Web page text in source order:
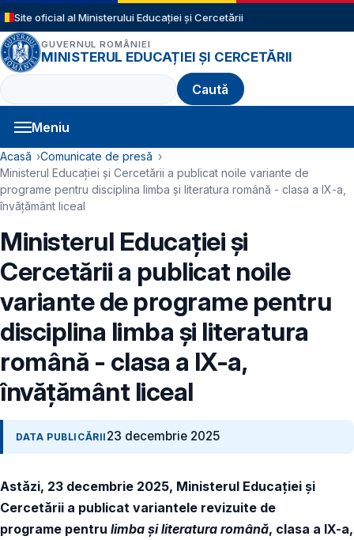
Sari la conținutul principal
Site oficial al Ministerului Educației și Cercetării
GUVERNUL ROMÂNIEI
MINISTERUL EDUCAȚIEI ȘI CERCETĂRII
Caută
Meniu
Navigație principală
Cale de navigare
Acasă
Comunicate de presă
Ministerul Educației și Cercetării a publicat noile variante de
programe pentru disciplina limba și literatura română - clasa a IX-a,
învățământ liceal
Ministerul Educației și
Cercetării a publicat noile
variante de programe pentru
disciplina limba și literatura
română - clasa a IX-a,
învățământ liceal
DATA PUBLICĂRII 23 decembrie 2025
Astăzi, 23 decembrie 2025, Ministerul Educației și
Cercetării a publicat variantele revizuite de
programe pentru limba și literatura română, clasa a IX-a,